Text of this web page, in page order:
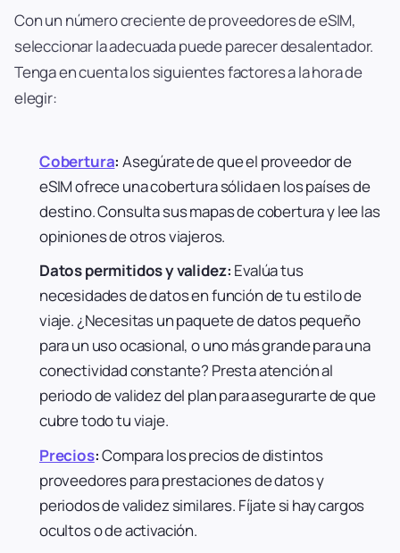
Con un número creciente de proveedores de eSIM,
seleccionar la adecuada puede parecer desalentador.
Tenga en cuenta los siguientes factores a la hora de
elegir:
Cobertura: Asegúrate de que el proveedor de
eSIM ofrece una cobertura sólida en los países de
destino. Consulta sus mapas de cobertura y lee las
opiniones de otros viajeros.
Datos permitidos y validez: Evalúa tus
necesidades de datos en función de tu estilo de
viaje. ¿Necesitas un paquete de datos pequeño
para un uso ocasional, o uno más grande para una
conectividad constante? Presta atención al
periodo de validez del plan para asegurarte de que
cubre todo tu viaje.
Precios:Compara los precios de distintos
proveedores para prestaciones de datos y
periodos de validez similares. Fíjate si hay cargos
ocultos o de activación.